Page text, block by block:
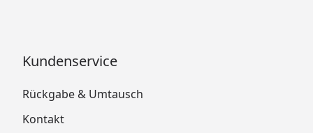
Kundenservice
Rückgabe & Umtausch
Kontakt